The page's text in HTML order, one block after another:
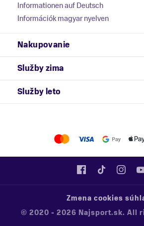
Informationen auf Deutsch
Információk magyar nyelven
Nakupovanie
Služby zima
Služby leto
© 2020 - 2026 Najsport.sk. All
Zmena cookies